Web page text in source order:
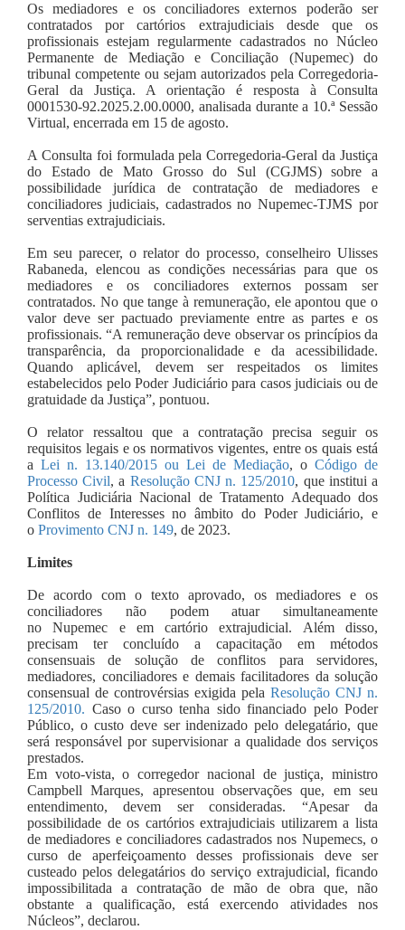
Os mediadores e os conciliadores externos poderão ser
contratados por cartórios extrajudiciais desde que os
profissionais estejam regularmente cadastrados no Núcleo
Permanente de Mediação e Conciliação (Nupemec) do
tribunal competente ou sejam autorizados pela Corregedoria-
Geral da Justiça. A orientação é resposta à Consulta
0001530-92.2025.2.00.0000, analisada durante a 10.ª Sessão
Virtual, encerrada em 15 de agosto.
A Consulta foi formulada pela Corregedoria-Geral da Justiça
do Estado de Mato Grosso do Sul (CGJMS) sobre a
possibilidade jurídica de contratação de mediadores e
conciliadores judiciais, cadastrados no Nupemec-TJMS por
serventias extrajudiciais.
Em seu parecer, o relator do processo, conselheiro Ulisses
Rabaneda, elencou as condições necessárias para que os
mediadores e os conciliadores externos possam ser
contratados. No que tange à remuneração, ele apontou que o
valor deve ser pactuado previamente entre as partes e os
profissionais. “A remuneração deve observar os princípios da
transparência, da proporcionalidade e da acessibilidade.
Quando aplicável, devem ser respeitados os limites
estabelecidos pelo Poder Judiciário para casos judiciais ou de
gratuidade da Justiça”, pontuou.
O relator ressaltou que a contratação precisa seguir os
requisitos legais e os normativos vigentes, entre os quais está
a Lei n. 13.140/2015 ou Lei de Mediação, o Código de
Processo Civil, a Resolução CNJ n. 125/2010, que institui a
Política Judiciária Nacional de Tratamento Adequado dos
Conflitos de Interesses no âmbito do Poder Judiciário, e
o Provimento CNJ n. 149, de 2023.
Limites
De acordo com o texto aprovado, os mediadores e os
conciliadores não podem atuar simultaneamente
no Nupemec e em cartório extrajudicial. Além disso,
precisam ter concluído a capacitação em métodos
consensuais de solução de conflitos para servidores,
mediadores, conciliadores e demais facilitadores da solução
consensual de controvérsias exigida pela Resolução CNJ n.
125/2010. Caso o curso tenha sido financiado pelo Poder
Público, o custo deve ser indenizado pelo delegatário, que
será responsável por supervisionar a qualidade dos serviços
prestados.
Em voto-vista, o corregedor nacional de justiça, ministro
Campbell Marques, apresentou observações que, em seu
entendimento, devem ser consideradas. “Apesar da
possibilidade de os cartórios extrajudiciais utilizarem a lista
de mediadores e conciliadores cadastrados nos Nupemecs, o
curso de aperfeiçoamento desses profissionais deve ser
custeado pelos delegatários do serviço extrajudicial, ficando
impossibilitada a contratação de mão de obra que, não
obstante a qualificação, está exercendo atividades nos
Núcleos”, declarou.